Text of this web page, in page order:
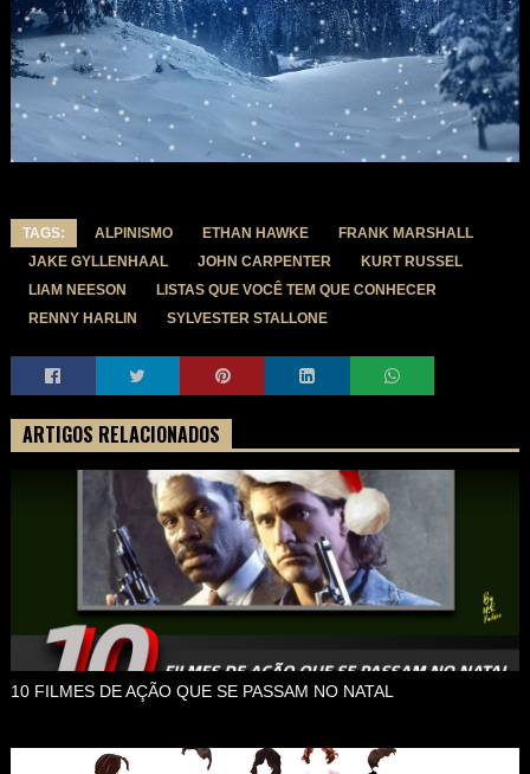
TAGS: ALPINISMO ETHAN HAWKE
FRANK MARSHALL
JAKE GYLLENHAAL
JOHN CARPENTER
KURT RUSSEL
LIAM NEESON
LISTAS QUE VOCÊ TEM QUE CONHECER
RENNY HARLIN
SYLVESTER STALLONE
ARTIGOS RELACIONADOS
10 FILMES DE AÇÃO QUE SE PASSAM NO NATAL